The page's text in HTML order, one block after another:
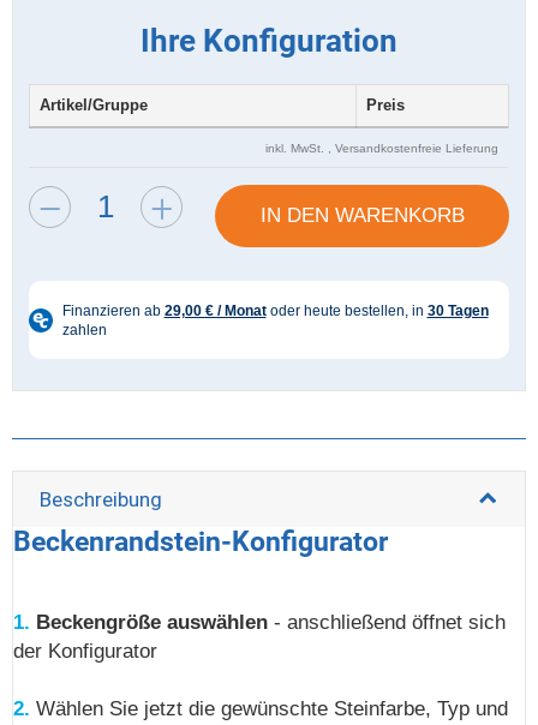
Ihre Konfiguration
Artikel/Gruppe Preis
inkl. MwSt. , Versandkostenfreie Lieferung
IN DEN WARENKORB
Beschreibung
Beckenrandstein-Konfigurator
1. Beckengröße auswählen - anschließend öffnet sich
der Konfigurator
2. Wählen Sie jetzt die gewünschte Steinfarbe, Typ und